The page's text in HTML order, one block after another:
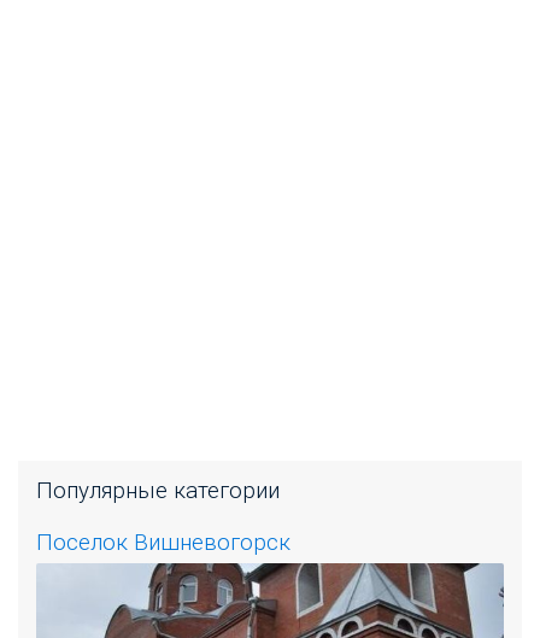
Популярные категории
Поселок Вишневогорск